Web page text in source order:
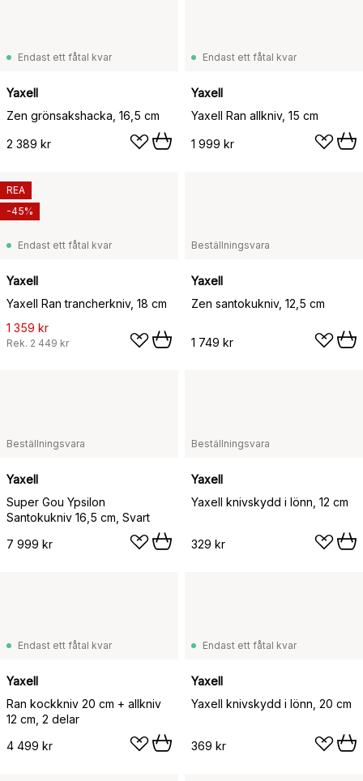
Endast ett fåtal kvar
Yaxell
Zen grönsakshacka, 16,5 cm
2 389 kr
Endast ett fåtal kvar
Yaxell
Yaxell Ran allkniv, 15 cm
1 999 kr
Endast ett fåtal kvar
Yaxell
Yaxell Ran trancherkniv, 18 cm
1 359 kr
Rek. 2 449 kr
REA
-45%
Beställningsvara
Yaxell
Zen santokukniv, 12,5 cm
1 749 kr
Beställningsvara
Yaxell
Super Gou Ypsilon
Santokukniv 16,5 cm, Svart
7 999 kr
Beställningsvara
Yaxell
Yaxell knivskydd i lönn, 12 cm
329 kr
Endast ett fåtal kvar
Yaxell
Ran kockkniv 20 cm + allkniv
12 cm, 2 delar
4 499 kr
Endast ett fåtal kvar
Yaxell
Yaxell knivskydd i lönn, 20 cm
369 kr